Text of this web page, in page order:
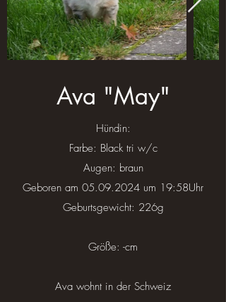
Ava "May"
Hündin:
Farbe: Black tri w/c
Augen: braun
Geboren am 05.09.2024 um 19:58Uhr
Geburtsgewicht: 226g
Größe: -cm
Ava wohnt in der Schweiz